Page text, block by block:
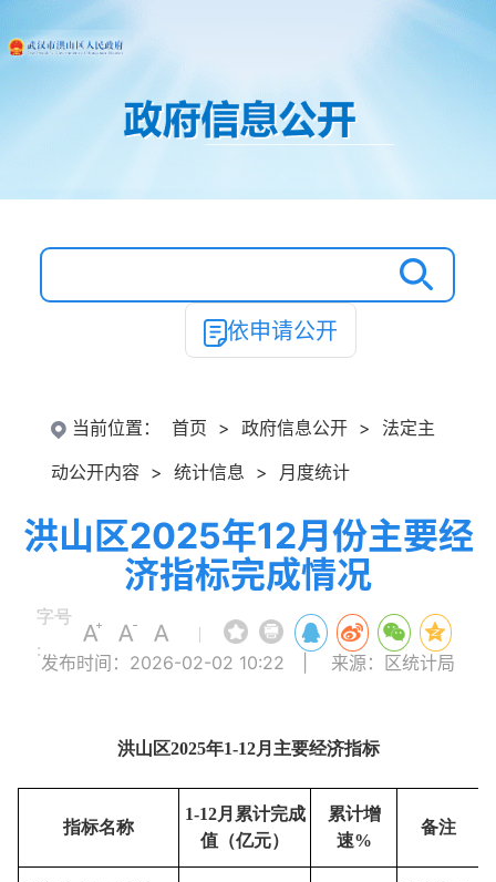
依申请公开
当前位置： 首页 > 政府信息公开 >
法定主
动公开内容 > 统计信息 > 月度统计
洪山区2025年12月份主要经
济指标完成情况
字号
:
|
发布时间：2026-02-02 10:22 来源：区统计局
洪山区2025年1-12月主要经济指标
指标名称
1-12月累计完成
值（亿元）
累计增
速%
备注